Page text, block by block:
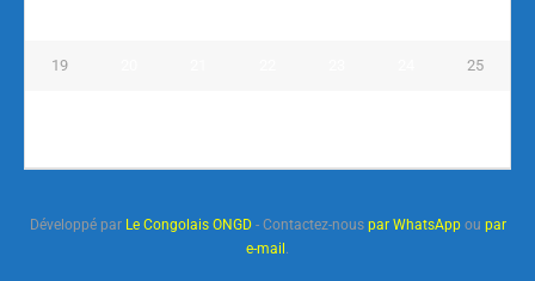
19 25
Développé par Le Congolais ONGD- Contactez-nous par WhatsAppou par
e-mail.